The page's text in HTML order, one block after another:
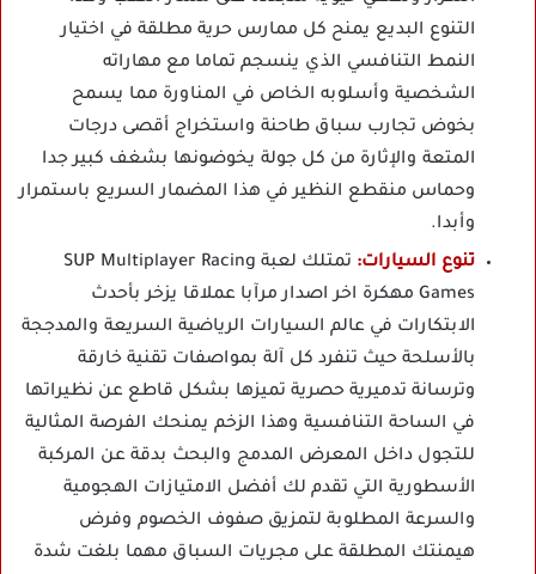
التنوع البديع يمنح كل ممارس حرية مطلقة في اختيار
النمط التنافسي الذي ينسجم تماما مع مهاراته
الشخصية وأسلوبه الخاص في المناورة مما يسمح
بخوض تجارب سباق طاحنة واستخراج أقصى درجات
المتعة والإثارة من كل جولة يخوضونها بشغف كبير جدا
وحماس منقطع النظير في هذا المضمار السريع باستمرار
وأبدا.
تنوع السيارات:
تمتلك لعبة SUP Multiplayer Racing
Games مهكرة اخر اصدار مرآبا عملاقا يزخر بأحدث
الابتكارات في عالم السيارات الرياضية السريعة والمدججة
بالأسلحة حيث تنفرد كل آلة بمواصفات تقنية خارقة
وترسانة تدميرية حصرية تميزها بشكل قاطع عن نظيراتها
في الساحة التنافسية وهذا الزخم يمنحك الفرصة المثالية
للتجول داخل المعرض المدمج والبحث بدقة عن المركبة
الأسطورية التي تقدم لك أفضل الامتيازات الهجومية
والسرعة المطلوبة لتمزيق صفوف الخصوم وفرض
هيمنتك المطلقة على مجريات السباق مهما بلغت شدة